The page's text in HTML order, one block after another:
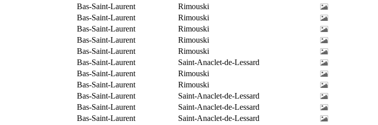
Bas-Saint-Laurent
Rimouski
Bas-Saint-Laurent
Rimouski
Bas-Saint-Laurent
Rimouski
Bas-Saint-Laurent
Rimouski
Bas-Saint-Laurent
Rimouski
Bas-Saint-Laurent
Saint-Anaclet-de-Lessard
Bas-Saint-Laurent
Rimouski
Bas-Saint-Laurent
Rimouski
Bas-Saint-Laurent
Saint-Anaclet-de-Lessard
Bas-Saint-Laurent
Saint-Anaclet-de-Lessard
Bas-Saint-Laurent
Saint-Anaclet-de-Lessard